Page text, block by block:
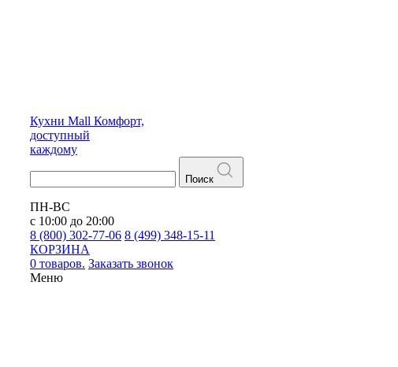
Кухни Mall Комфорт,
доступный
каждому
Поиск
ПН-ВС
с 10:00 до 20:00
8 (800) 302-77-06 8 (499) 348-15-11
КОРЗИНА
0 товаров. Заказать звонок
Меню